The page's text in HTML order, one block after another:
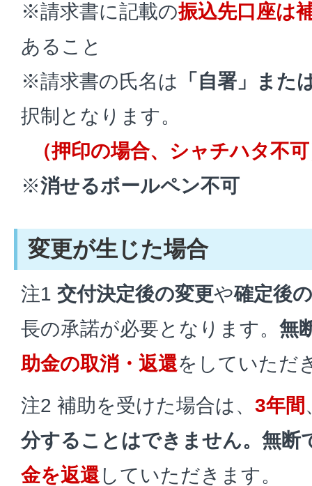
※請求書に記載の振込先口座は
あること
※請求書の氏名は 「自署」また
択制となります。
（押印の場合、シャチハタ不
※消せるボールペン不可
変更が生じた場合
注1 交付決定後の変更や確定後
長の承諾が必要となります。 無
助金の取消・返還をしていただ
注2 補助を受けた場合は、 3年間
分することはできません。 無断
金を返還 していただきます。